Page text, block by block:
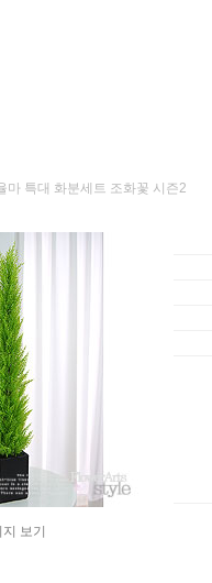
마 특대 화분세트 조화꽃 시즌2
보기